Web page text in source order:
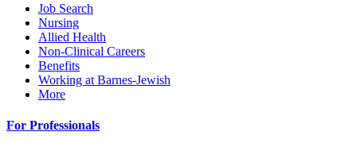
Job Search
Nursing
Allied Health
Non-Clinical Careers
Benefits
Working at Barnes-Jewish
More
For Professionals